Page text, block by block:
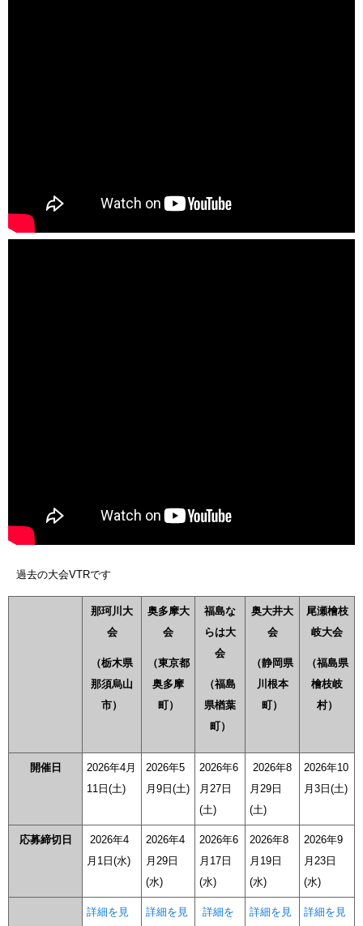
過去の大会VTRです
那珂川大
会
（栃木県
那須烏山
市）
奥多摩大
会
（東京都
奥多摩
町）
福島な
らは大
会
（福島
県楢葉
町）
奥大井大
会
（静岡県
川根本
町）
尾瀬檜枝
岐大会
（福島県
檜枝岐
村）
開催日
2026年4月
11日(土)
2026年5
月9日(土)
2026年6
月27日
(土)
2026年8
月29日
(土)
2026年10
月3日(土)
応募締切日
2026年4
月1日(水)
2026年4
月29日
(水)
2026年6
月17日
(水)
2026年8
月19日
(水)
2026年9
月23日
(水)
詳細を見 詳細を見 詳細を 詳細を見 詳細を見